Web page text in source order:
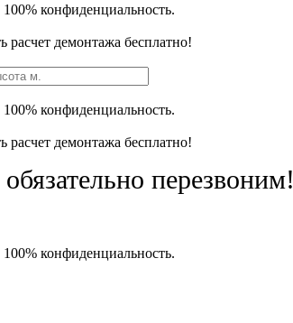
конфиденциальность.
расчет демонтажа бесплатно!
конфиденциальность.
расчет демонтажа бесплатно!
перезвоним!
конфиденциальность.